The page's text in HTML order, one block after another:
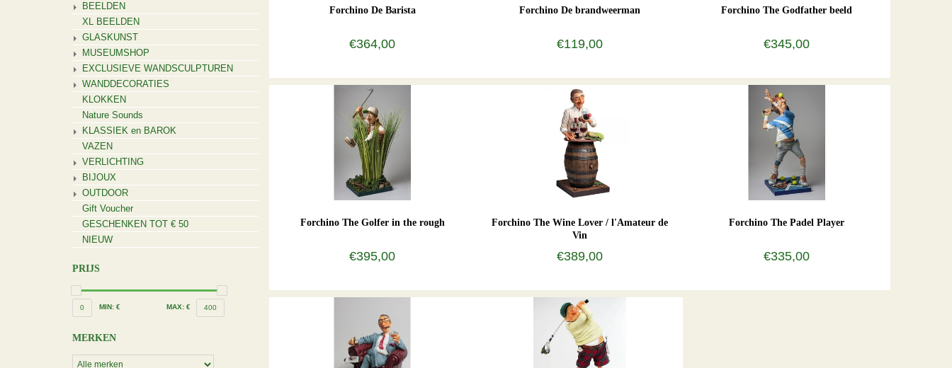
BEELDEN
XL BEELDEN
GLASKUNST
MUSEUMSHOP
EXCLUSIEVE WANDSCULPTUREN
WANDDECORATIES
KLOKKEN
Nature Sounds
KLASSIEK en BAROK
VAZEN
VERLICHTING
BIJOUX
OUTDOOR
Gift Voucher
GESCHENKEN TOT € 50
NIEUW
PRIJS
0 MIN: € MAX: € 400
MERKEN
Forchino De Barista
€364,00
Forchino De brandweerman
€119,00
Forchino The Godfather beeld
€345,00
Forchino The Golfer in the rough
€395,00
Forchino The Wine Lover / l'Amateur de
Vin
€389,00
Forchino The Padel Player
€335,00